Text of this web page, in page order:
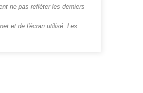
ne pas refléter les derniers
et de l'écran utilisé. Les